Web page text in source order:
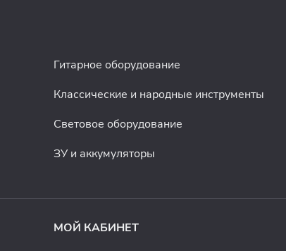
Гитарное оборудование
Классические и народные инструменты
Световое оборудование
ЗУ и аккумуляторы
МОЙ КАБИНЕТ